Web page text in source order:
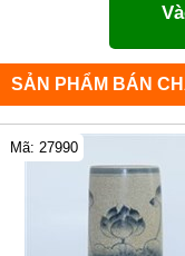
SẢN PHẨM BÁN
Mã: 27990